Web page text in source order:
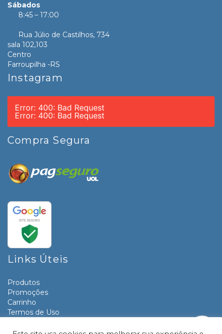
Sábados
8:45 – 17:00
Rua Júlio de Castilhos, 734
sala 102,103
Centro
Farroupilha -RS
Instagram
Error: 400: Bad Request
Error: 400: Bad Request
Compra Segura
Links Úteis
Produtos
Promoções
Carrinho
Termos de Uso
Contato